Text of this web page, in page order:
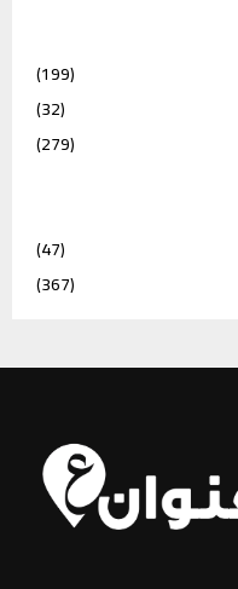
(199)
(32)
(279)
(47)
(367)